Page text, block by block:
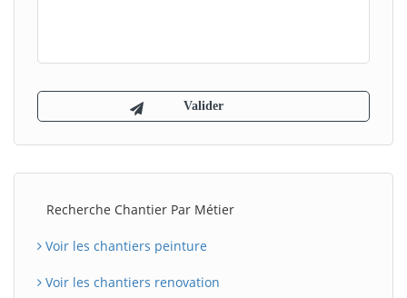
Recherche Chantier Par Métier
Voir les chantiers peinture
Voir les chantiers renovation